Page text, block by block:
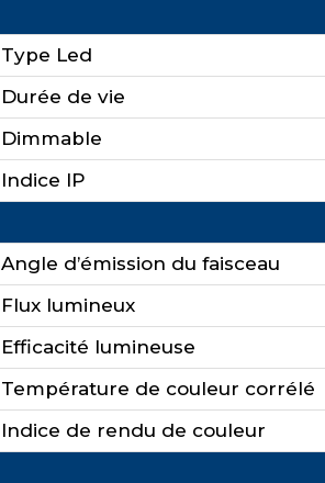
Type Led
Durée de vie
Dimmable
Indice IP
Angle d’émission du faisceau
Flux lumineux
Efficacité lumineuse
Température de couleur corrélé
Indice de rendu de couleur